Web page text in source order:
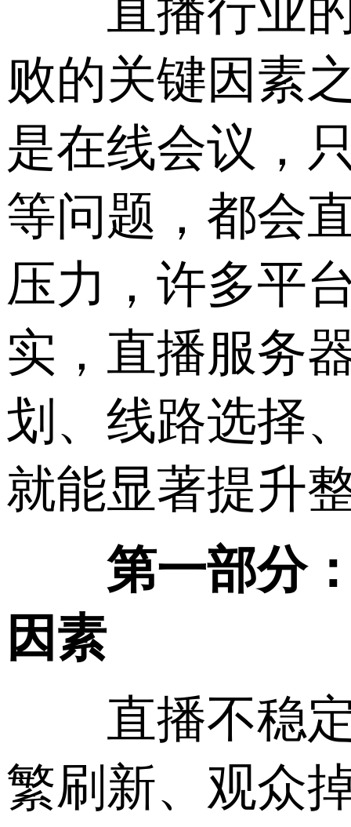
直播行业的
败的关键因素
是在线会议，
等问题，都会
压力，许多平
实，直播服务
划、线路选择
就能显著提升
第一部分：
因素
直播不稳定
繁刷新、观众